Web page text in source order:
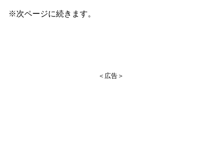
※次ページに続きます。
＜広告＞